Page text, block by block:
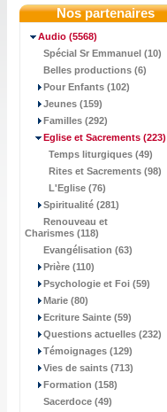
Nos partenaires
Audio (5568)
Spécial Sr Emmanuel (10)
Belles productions (6)
Pour Enfants (102)
Jeunes (159)
Familles (292)
Eglise et Sacrements (223)
Temps liturgiques (49)
Rites et Sacrements (98)
L'Eglise (76)
Spiritualité (281)
Renouveau et
Charismes (118)
Evangélisation (63)
Prière (110)
Psychologie et Foi (59)
Marie (80)
Ecriture Sainte (59)
Questions actuelles (232)
Témoignages (129)
Vies de saints (713)
Formation (158)
Sacerdoce (49)